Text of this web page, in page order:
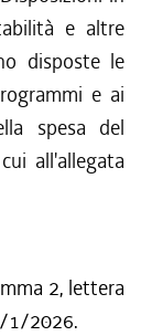
e altre
disposte le
e ai
spesa del
all'allegata
2, lettera
1/2026.